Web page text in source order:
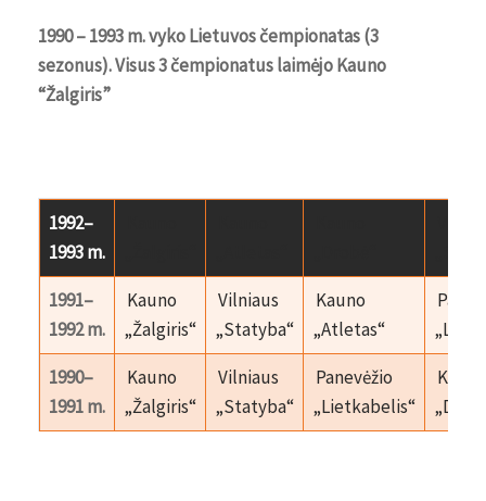
1990 – 1993 m. vyko Lietuvos čempionatas (3
sezonus). Visus 3 čempionatus laimėjo Kauno
“Žalgiris”
1992–
1993 m.
1991–
1992 m.
Kauno
„Žalgiris“
Vilniaus
„Statyba“
Kauno
„Atletas“
1990–
1991 m.
Kauno
„Žalgiris“
Vilniaus
„Statyba“
Panevėžio
„Lietkabelis“
Kauno